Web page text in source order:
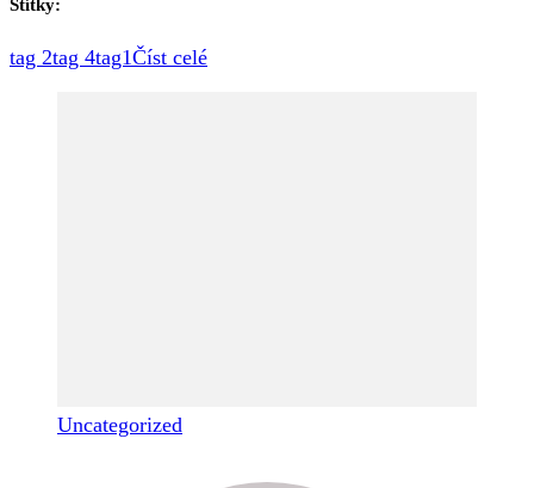
Štítky:
tag 2tag 4tag1Číst celé
Uncategorized